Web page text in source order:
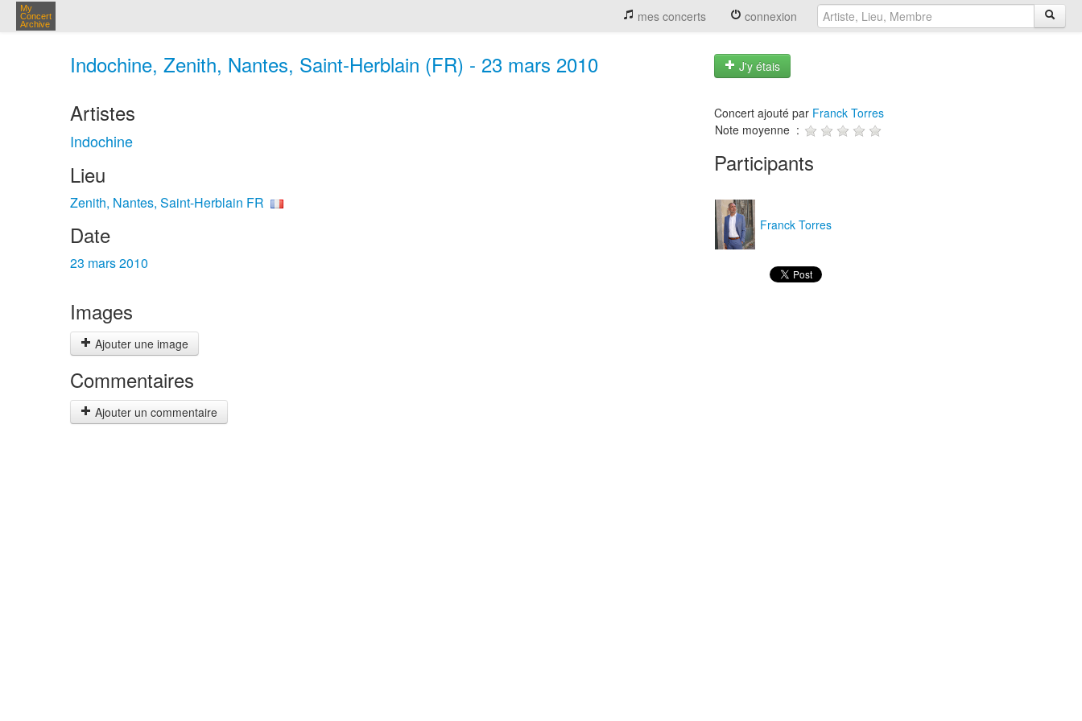
My
Concert
Archive
mes concerts connexion
Indochine, Zenith, Nantes, Saint-Herblain (FR) - 23 mars 2010 J'y étais
Artistes
Indochine
Lieu
Zenith, Nantes, Saint-Herblain FR
Date
23 mars 2010
Images
Ajouter une image
Commentaires
Ajouter un commentaire
Concert ajouté par Franck Torres
Note moyenne :
Participants
Franck Torres